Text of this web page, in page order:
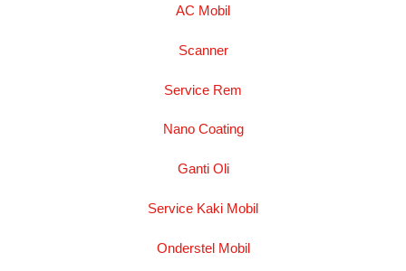
AC Mobil
Scanner
Service Rem
Nano Coating
Ganti Oli
Service Kaki Mobil
Onderstel Mobil